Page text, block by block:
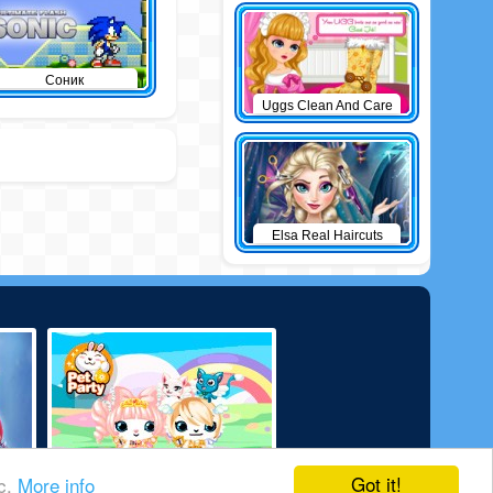
Got it!
More info
Соник
Uggs Clean And Care
Elsa Real Haircuts